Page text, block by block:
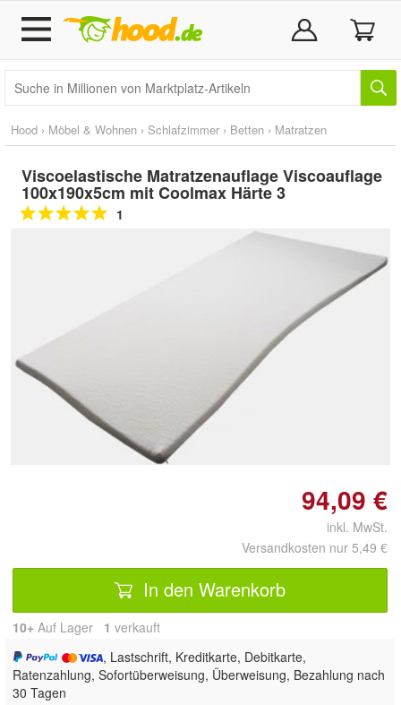
Hood › Möbel & Wohnen › Schlafzimmer › Betten › Matratzen
Viscoelastische Matratzenauflage Viscoauflage
100x190x5cm mit Coolmax Härte 3
1
94,09 €
inkl. MwSt.
Versandkosten nur 5,49 €
In den Warenkorb
10+ Auf Lager 1 verkauft
, Lastschrift, Kreditkarte, Debitkarte,
Ratenzahlung, Sofortüberweisung, Überweisung, Bezahlung nach
30 Tagen